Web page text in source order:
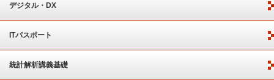
デジタル・DX
ITパスポート
統計解析講義基礎